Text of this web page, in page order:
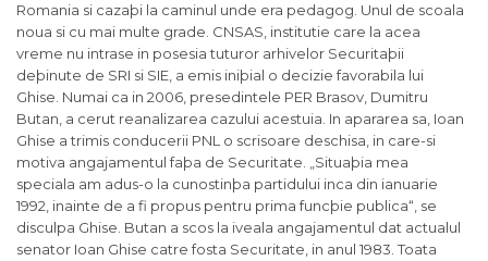
Romania si cazaþi la caminul unde era pedagog. Unul de scoala
noua si cu mai multe grade. CNSAS, institutie care la acea
vreme nu intrase in posesia tuturor arhivelor Securitaþii
deþinute de SRI si SIE, a emis iniþial o decizie favorabila lui
Ghise. Numai ca in 2006, presedintele PER Brasov, Dumitru
Butan, a cerut reanalizarea cazului acestuia. In apararea sa, Ioan
Ghise a trimis conducerii PNL o scrisoare deschisa, in care-si
motiva angajamentul faþa de Securitate. „Situaþia mea
speciala am adus-o la cunostinþa partidului inca din ianuarie
1992, inainte de a fi propus pentru prima funcþie publica“, se
disculpa Ghise. Butan a scos la iveala angajamentul dat actualul
senator Ioan Ghise catre fosta Securitate, in anul 1983. Toata